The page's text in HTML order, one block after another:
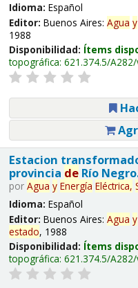
Idioma: Español
Editor: Buenos Aires: Agua y
1988
Disponibilidad: Ítems
topográfica: 621.374.5/
Estacion
provincia deRío
por Agua y Energía Eléctrica,
Idioma: Español
Editor: Buenos Aires: Agua y
estado, 1988
Disponibilidad: Ítems
topográfica: 621.374.5/A282/